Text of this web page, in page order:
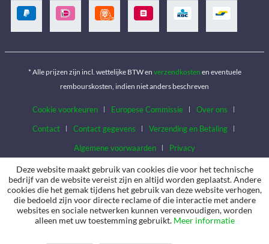
* Alle prijzen zijn incl. wettelijke BTW en verzendkosten en eventuele
rembourskosten, indien niet anders beschreven
Cookie voorkeuren Europese Commissie
Over ons
Contact
Contact gegevens
Verzending en Betaling
Algemene voorwaarden
Privacy
Deze website maakt gebruik van cookies die voor het technische
bedrijf van de website vereist zijn en altijd worden geplaatst. Andere
cookies die het gemak tijdens het gebruik van deze website verhogen,
die bedoeld zijn voor directe reclame of die interactie met andere
websites en sociale netwerken kunnen vereenvoudigen, worden
alleen met uw toestemming gebruikt. Meer informatie